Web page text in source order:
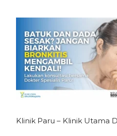
Klinik Paru – Klinik Utama